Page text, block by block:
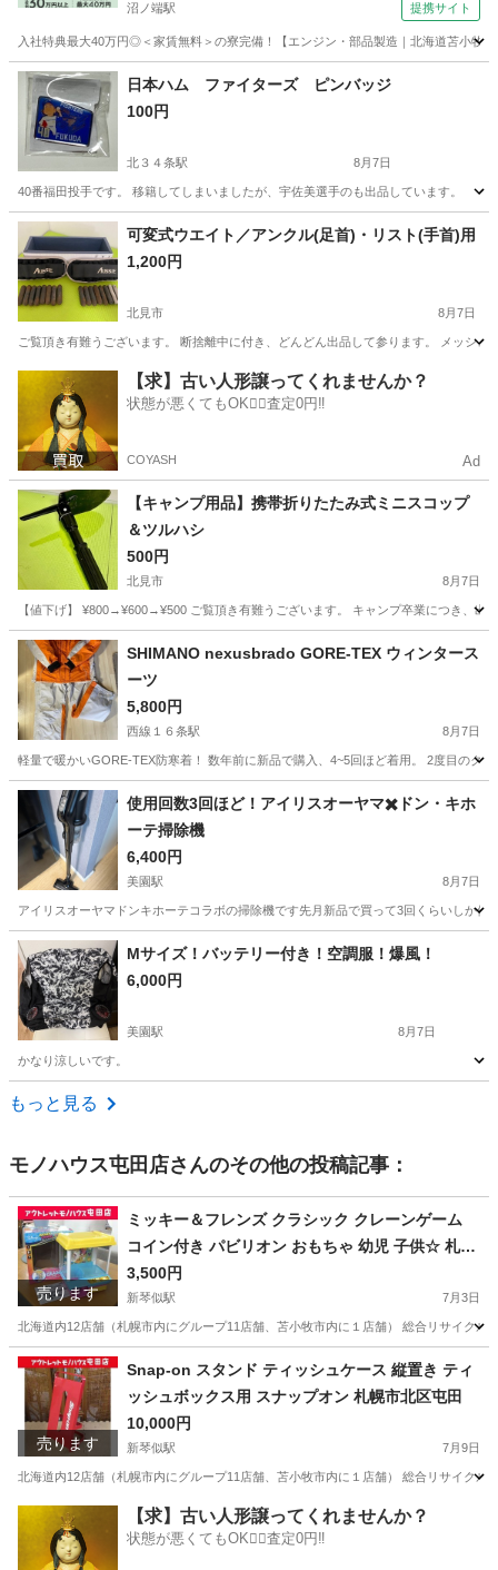
沼ノ端駅 提携サイト
入社特典最大40万円◎＜家賃無料＞の寮完備！【エンジン・部品製造｜北海道苫小牧
北海道 苫小牧市 沼ノ端駅 その他
日本ハム ファイターズ ピンバッジ
100円
北３４条駅 8月7日
40番福田投手です。 移籍してしまいましたが、宇佐美選手のも出品しています。
北海道 札幌市 北３４条駅 野球 ピンバッジ
可変式ウエイト／アンクル(足首)・リスト(手首)用
1,200円
北見市 8月7日
ご覧頂き有難うございます。 断捨離中に付き、どんどん出品して参ります。 メッシ
フィットネス、トレーニング ウエイト
【求】古い人形譲ってくれませんか？
状態が悪くてもOK🙆‍♀️査定0円‼️
COYASH Ad
【キャンプ用品】携帯折りたたみ式ミニスコップ
＆ツルハシ
500円
北見市 8月7日
【値下げ】 ¥800→¥600→¥500 ご覧頂き有難うございます。 キャンプ卒業につき、
北海道 北見市 SHIMANO nexusbrado GORE-TEX ウィンタース
ーツ
5,800円
西線１６条駅 8月7日
軽量で暖かいGORE-TEX防寒着！ 数年前に新品で購入、4~5回ほど着用。 2度目のク
北海道 札幌市 西線１６条駅 スポーツウェア
使用回数3回ほど！アイリスオーヤマ✖️ドン・キホ
ーテ掃除機
6,400円
美園駅 8月7日
アイリスオーヤマドンキホーテコラボの掃除機です先月新品で買って3回くらいしか
北海道 札幌市 美園駅 スポーツ キホーテ
Mサイズ！バッテリー付き！空調服！爆風！
6,000円
美園駅 8月7日
かなり涼しいです。
北海道 札幌市
もっと見る
モノハウス屯田店さんのその他の投稿記事：
売ります
ミッキー＆フレンズ クラシック クレーンゲーム
コイン付き パビリオン おもちゃ 幼児 子供☆ 札幌
市 北区 屯田
3,500円
新琴似駅 7月3日
北海道内12店舗（札幌市内にグループ11店舗、苫小牧市内に１店舗） 総合リサイク
北海道 札幌市 おもちゃ クレーンゲーム
売ります
Snap-on スタンド ティッシュケース 縦置き ティ
ッシュボックス用 スナップオン 札幌市北区屯田
10,000円
新琴似駅 7月9日
北海道内12店舗（札幌市内にグループ11店舗、苫小牧市内に１店舗） 総合リサイク
新琴似駅 その他 ティッシュ
【求】古い人形譲ってくれませんか？
状態が悪くてもOK🙆‍♀️査定0円‼️